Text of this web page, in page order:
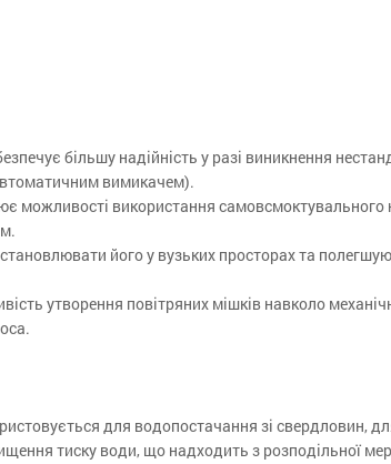
більшу надійність у разі виникнення
вимикачем).
можливості використання самовсмоктувального
його у вузьких просторах та
утворення повітряних мішків навколо
для водопостачання зі свердловин,
тиску води, що надходить з розподільної